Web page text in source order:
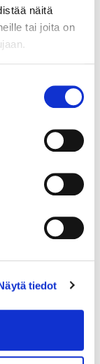
näitä
tai joita on
tiedot